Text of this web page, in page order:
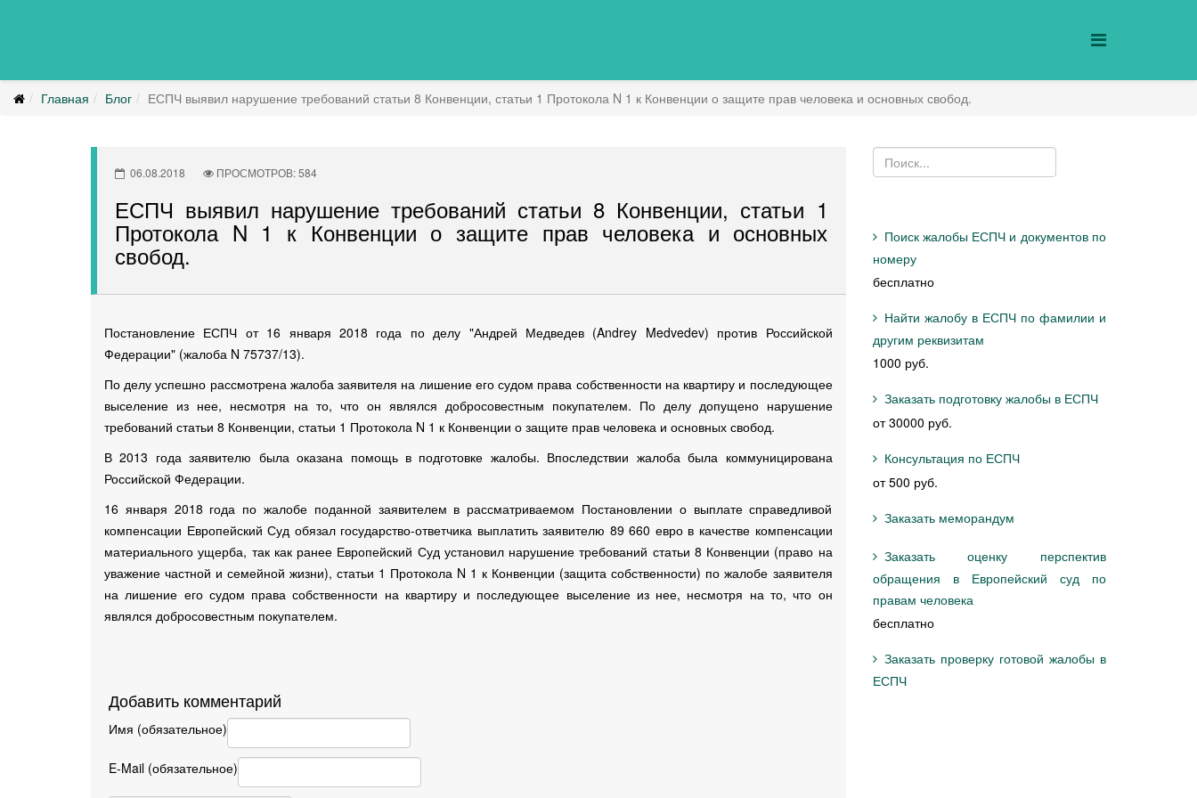
Главная Блог ЕСПЧ выявил нарушение требований статьи 8 Конвенции, статьи 1 Протокола N 1 к Конвенции о защите прав человека и основных свобод.
06.08.2018 ПРОСМОТРОВ: 584
ЕСПЧ выявил нарушение требований статьи 8 Конвенции, статьи 1
Протокола N 1 к Конвенции о защите прав человека и основных
свобод.
Постановление ЕСПЧ от 16 января 2018 года по делу "Андрей Медведев (Andrey Medvedev) против Российской
Федерации" (жалоба N 75737/13).
По делу успешно рассмотрена жалоба заявителя на лишение его судом права собственности на квартиру и последующее
выселение из нее, несмотря на то, что он являлся добросовестным покупателем. По делу допущено нарушение
требований статьи 8 Конвенции, статьи 1 Протокола N 1 к Конвенции о защите прав человека и основных свобод.
В 2013 года заявителю была оказана помощь в подготовке жалобы. Впоследствии жалоба была коммуницирована
Российской Федерации.
16 января 2018 года по жалобе поданной заявителем в рассматриваемом Постановлении о выплате справедливой
компенсации Европейский Суд обязал государство-ответчика выплатить заявителю 89 660 евро в качестве компенсации
материального ущерба, так как ранее Европейский Суд установил нарушение требований статьи 8 Конвенции (право на
уважение частной и семейной жизни), статьи 1 Протокола N 1 к Конвенции (защита собственности) по жалобе заявителя
на лишение его судом права собственности на квартиру и последующее выселение из нее, несмотря на то, что он
являлся добросовестным покупателем.
Добавить комментарий
Имя (обязательное)
E-Mail (обязательное)
Поиск жалобы ЕСПЧ и документов по
номеру
бесплатно
Найти жалобу в ЕСПЧ по фамилии и
другим реквизитам
1000 руб.
Заказать подготовку жалобы в ЕСПЧ
от 30000 руб.
Консультация по ЕСПЧ
от 500 руб.
Заказать меморандум
Заказать оценку перспектив
обращения в Европейский суд по
правам человека
бесплатно
Заказать проверку готовой жалобы в
ЕСПЧ